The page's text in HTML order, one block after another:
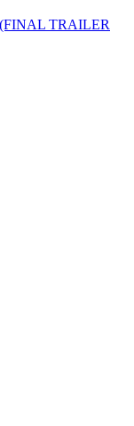
(FINAL TRAILER